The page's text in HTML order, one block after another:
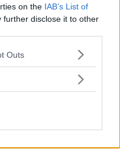
on the IAB’s List of
further disclose it to other
one or more Google
You may click to
in below Google
Outs